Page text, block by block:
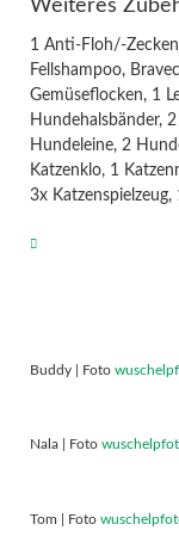
Weiteres
1 Anti-Floh/-
Fellshampoo,
Gemüseflocken, 1
Hundehalsbänder,
Hundeleine, 2
Katzenklo, 1
3x
Buddy | Foto
Nala | Foto
Tom | Foto